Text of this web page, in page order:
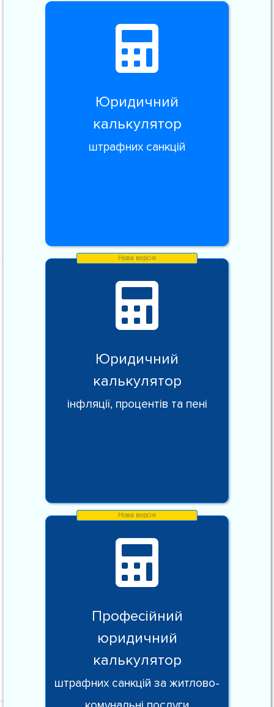
Юридичний
калькулятор
штрафних санкцій
Юридичний
калькулятор
інфляції, процентів та пені
Професійний
юридичний
калькулятор
штрафних санкцій за житлово-